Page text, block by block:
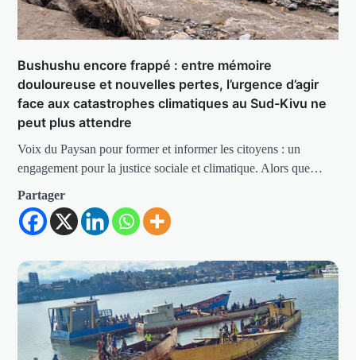
Bushushu encore frappé : entre mémoire
douloureuse et nouvelles pertes, l’urgence d’agir
face aux catastrophes climatiques au Sud-Kivu ne
peut plus attendre
Voix du Paysan pour former et informer les citoyens : un
engagement pour la justice sociale et climatique. Alors que…
Partager